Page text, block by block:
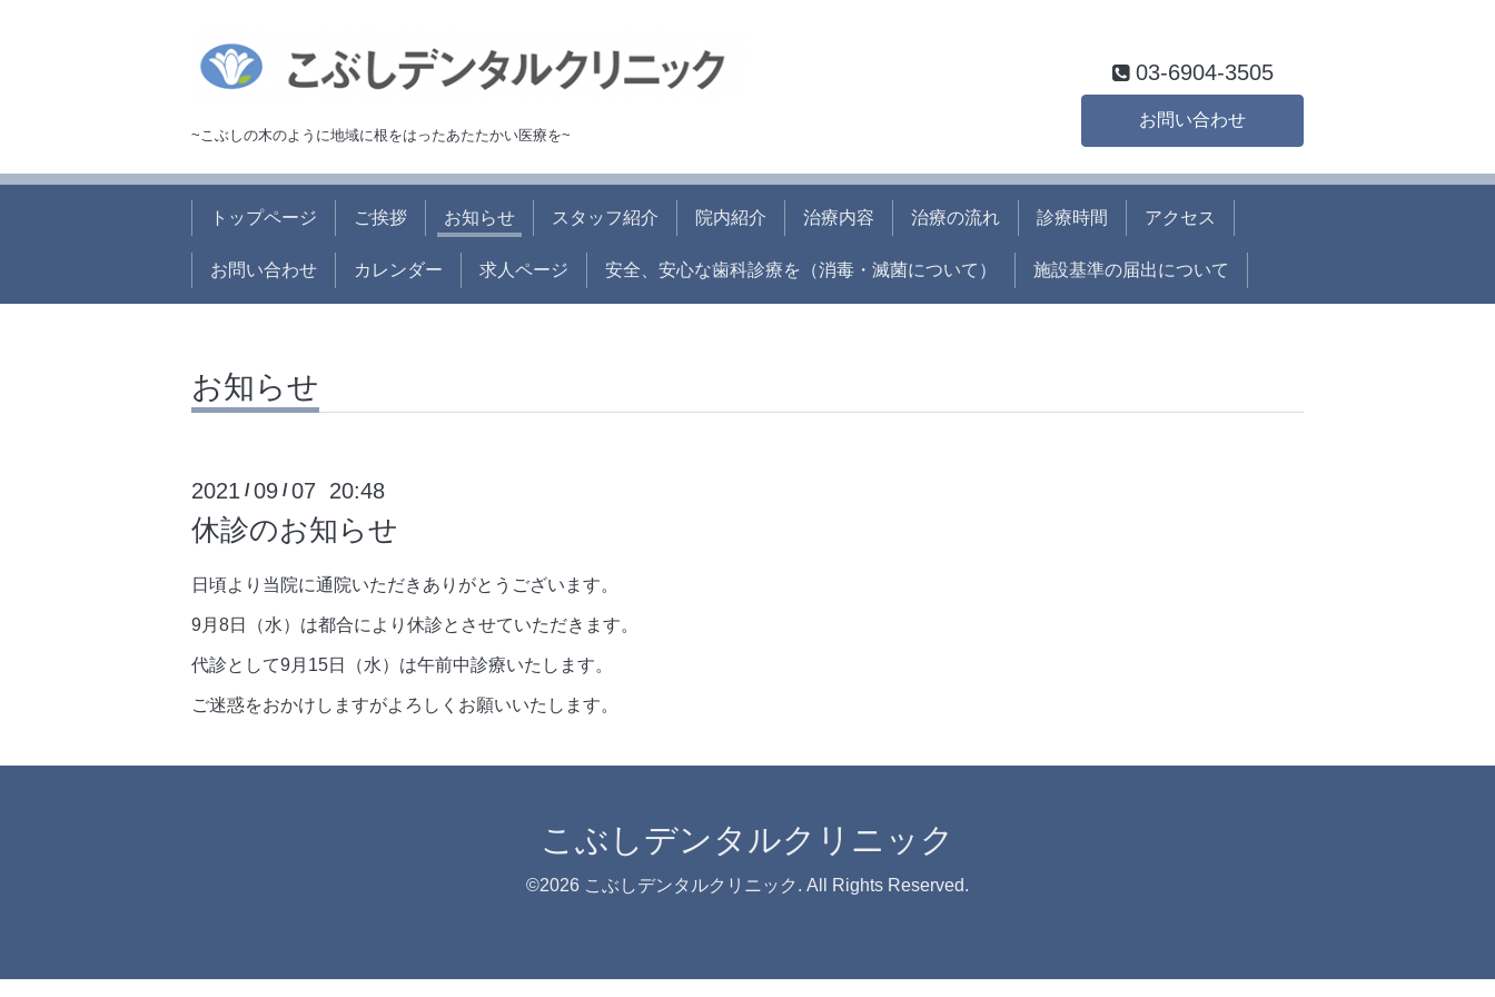
~こぶしの木のように地域に根をはったあたたかい医療を~
03-6904-3505
お問い合わせ
トップページ ご挨拶 お知らせ スタッフ紹介 院内紹介 治療内容 治療の流れ 診療時間 アクセス
お問い合わせ カレンダー 求人ページ 安全、安心な歯科診療を（消毒・滅菌について） 施設基準の届出について
お知らせ
2021 /09 /07 20:48
休診のお知らせ
日頃より当院に通院いただきありがとうございます。
9月8日（水）は都合により休診とさせていただきます。
代診として9月15日（水）は午前中診療いたします。
ご迷惑をおかけしますがよろしくお願いいたします。
こぶしデンタルクリニック
©2026 こぶしデンタルクリニック . All Rights Reserved.